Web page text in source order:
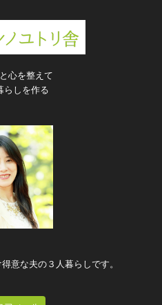
心を整えて
らしを作る
意な夫の３人暮らしです。